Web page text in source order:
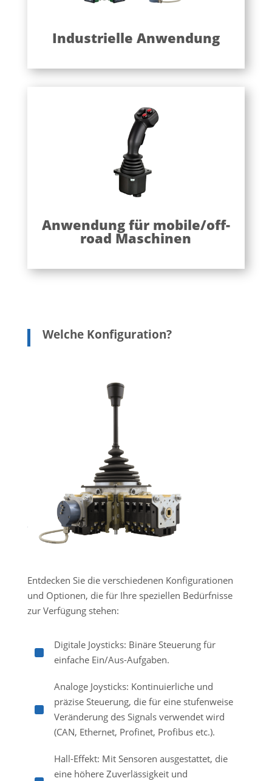
Industrielle Anwendung
Anwendung für mobile/off-
road Maschinen
Welche Konfiguration?
Entdecken Sie die verschiedenen Konfigurationen
und Optionen, die für Ihre speziellen Bedürfnisse
zur Verfügung stehen:
^
Digitale Joysticks: Binäre Steuerung für
einfache Ein/Aus-Aufgaben.
^
Analoge Joysticks: Kontinuierliche und
präzise Steuerung, die für eine stufenweise
Veränderung des Signals verwendet wird
(CAN, Ethernet, Profinet, Profibus etc.).
Hall-Effekt: Mit Sensoren ausgestattet, die
eine höhere Zuverlässigkeit und